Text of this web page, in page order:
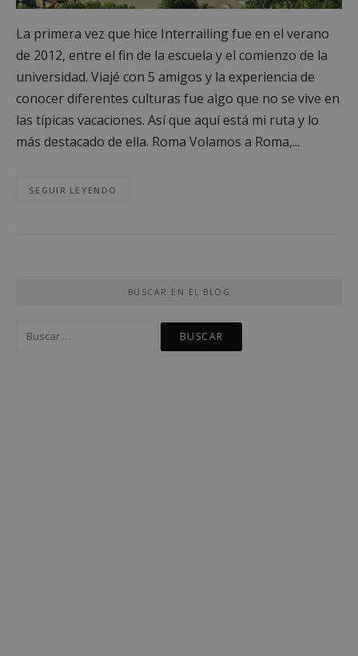
La primera vez que hice Interrailing fue en el verano
de 2012, entre el fin de la escuela y el comienzo de la
universidad. Viajé con 5 amigos y la experiencia de
conocer diferentes culturas fue algo que no se vive en
las típicas vacaciones. Así que aquí está mi ruta y lo
más destacado de ella. Roma Volamos a Roma,...
SEGUIR LEYENDO
BUSCAR EN EL BLOG